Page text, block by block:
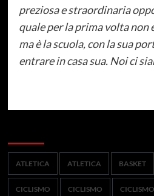
preziosa e straordinaria
quale per la prima volta non
ma è la scuola, con la sua
entrare in casa sua. Noi ci
ATLETICA ATLETICA BASKET
CICLISMO CICLISMO CICLISMO